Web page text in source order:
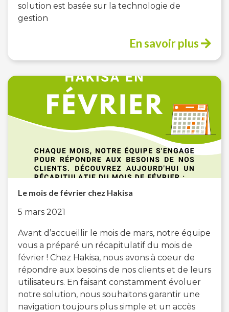
solution est basée sur la technologie de
gestion
En savoir plus
Le mois de février chez Hakisa
5 mars 2021
Avant d’accueillir le mois de mars, notre équipe
vous a préparé un récapitulatif du mois de
février ! Chez Hakisa, nous avons à coeur de
répondre aux besoins de nos clients et de leurs
utilisateurs. En faisant constamment évoluer
notre solution, nous souhaitons garantir une
navigation toujours plus simple et un accès